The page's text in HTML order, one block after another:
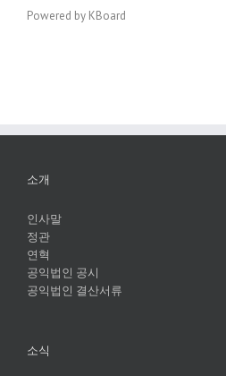
Powered by KBoard
소개
인사말
정관
연혁
공익법인 공시
공익법인 결산서류
소식